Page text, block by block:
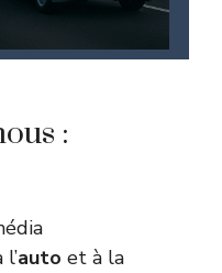
:
auto et à la